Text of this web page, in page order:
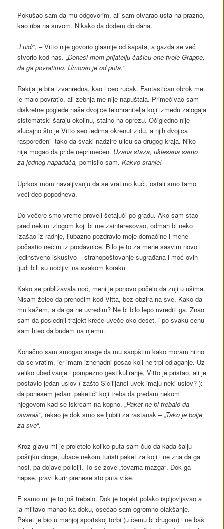
Pokušao sam da mu odgovorim, ali sam otvarao usta na prazno,
kao riba na suvom. Nikako da dođem do daha.
„Luiđi“, – Vitto nije govorio glasnije od šapata, a gazda se već
stvorio kod nas. „Donesi mom prijatelju čašicu one tvoje Grappe,
da ga povratimo. Umoran je od puta.“
Rakija je bila izvanredna, kao i ceo ručak. Fantastičan obrok me
je malo povratio, ali zebnja me nije napuštala. Primećivao sam
diskretne poglede naše dvojice telohranitelja koji između zalogaja
sistematski šaraju okolinu, stalno na oprezu. Očigledno nije
slučajno što je Vitto seo leđima okrenut zidu, a njih dvojica
raspoređeni tako da svaki nadzire ulicu sa drugog kraja. Niko
nije mogao da priđe neprimećen. Uzana staza, uklesana samo
za jednog napadača, pomislio sam. Kakvo sranje!
Uprkos mom navaljivanju da se vratimo kući, ostali smo tamo
veći deo popodneva.
Do večere smo vreme proveli šetajući po gradu. Ako sam stao
pred nekim izlogom koji bi me zainteresovao, odmah bi neko
izašao iz radnje, ljubazno pozdravio moje domaćine i mene
počastio nečim iz prodavnice. Bilo je to za mene sasvim novo i
jedinstveno iskustvo – strahopoštovanje sugrađana i moć ovih
ljudi bili su uočljivi na svakom koraku.
Kako se približavala noć, meni je ponovo počelo da zuji u ušima.
Nisam želeo da prenoćim kod Vitta, bez obzira na sve. Kako da
mu kažem, a da ga ne uvredim? Ne bi bilo lepo uvrediti ga. Znao
sam da poslednji trajekt kreće uveče oko deset, i po svaku cenu
sam hteo da budem na njemu.
Konačno sam smogao snage da mu saopštim kako moram hitno
da se vratim, jer imam iznenadni posao koji ne trpi odlaganje. Uz
veliko ubeđivanje i pompezno gestikuliranje, Vitto je pristao, ali je
postavio jedan uslov ( zašto Sicilijanci uvek imaju neki uslov? ):
da ponesem jedan „paketić“ koji treba da predam nekom
njegovom kad se iskrcam na kopno. „Paket ne bi trebalo da
otvaraš“, rekao je dok smo se ljubili za rastanak – „Tako je bolje
za sve“.
Kroz glavu mi je proletelo koliko puta sam čuo da kada šalju
pošiljku droge, ubace nekom turisti paket za koji i ne zna da ga
nosi, pa dojave policiji. To se zove „tovarna mazga“. Dok ga
hapse, pravi kurir prenese sto puta više.
E samo mi je to još trebalo. Dok je trajekt polako ispljovljavao a
ja mlitavo mahao ka doku, osećao sam ogromno olakšanje.
Paket je bio u manjoj sportskoj torbi (u čemu bi drugom) i ne baš